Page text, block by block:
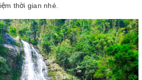
thời gian nhé.